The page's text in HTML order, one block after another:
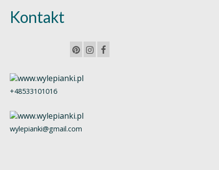
Kontakt
+48533101016
wylepianki@gmail.com